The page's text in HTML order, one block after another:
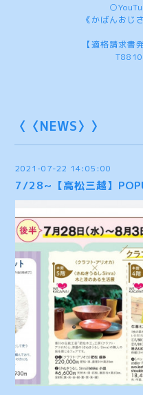
《かばんおじ
【適格請求書
〈〈NEWS〉〉
2021-07-22 14:05:00
7/28~【高松三越】